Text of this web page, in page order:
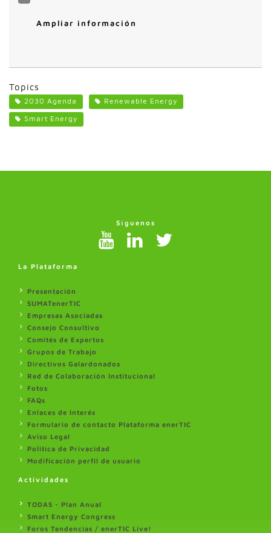
Ampliar información
Topics
2030 Agenda
Renewable Energy
Smart Energy
Síguenos
La Plataforma
Presentación
SUMATenerTIC
Empresas Asociadas
Consejo Consultivo
Comités de Expertos
Grupos de Trabajo
Directivos Galardonados
Red de Colaboración Institucional
Fotos
FAQs
Enlaces de Interés
Formulario de contacto Plataforma enerTIC
Aviso Legal
Politica de Privacidad
Modificación perfil de usuario
Actividades
TODAS - Plan Anual
Smart Energy Congress
Foros Tendencias / enerTIC Live!